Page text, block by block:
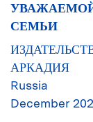
СЕМЬИ
АРКАДИЯ
Russia
December